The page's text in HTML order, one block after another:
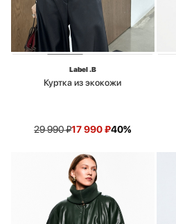
Label .B
Куртка из экокожи
29 990₽17 990₽40%